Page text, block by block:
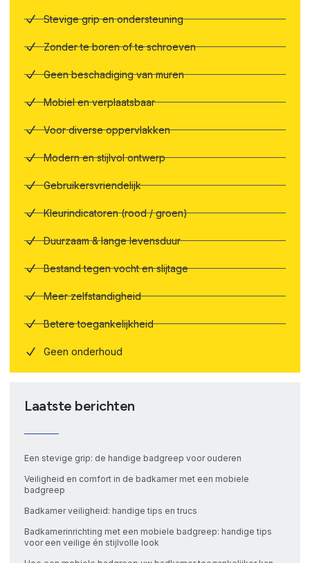
Stevige grip en ondersteuning
Zonder te boren of te schroeven
Geen beschadiging van muren
Mobiel en verplaatsbaar
Voor diverse oppervlakken
Modern en stijlvol ontwerp
Gebruikersvriendelijk
Kleurindicatoren (rood / groen)
Duurzaam & lange levensduur
Bestand tegen vocht en slijtage
Meer zelfstandigheid
Betere toegankelijkheid
Geen onderhoud
Laatste berichten
Een stevige grip: de handige badgreep voor ouderen
Veiligheid en comfort in de badkamer met een mobiele
badgreep
Badkamer veiligheid: handige tips en trucs
Badkamerinrichting met een mobiele badgreep: handige tips
voor een veilige én stijlvolle look